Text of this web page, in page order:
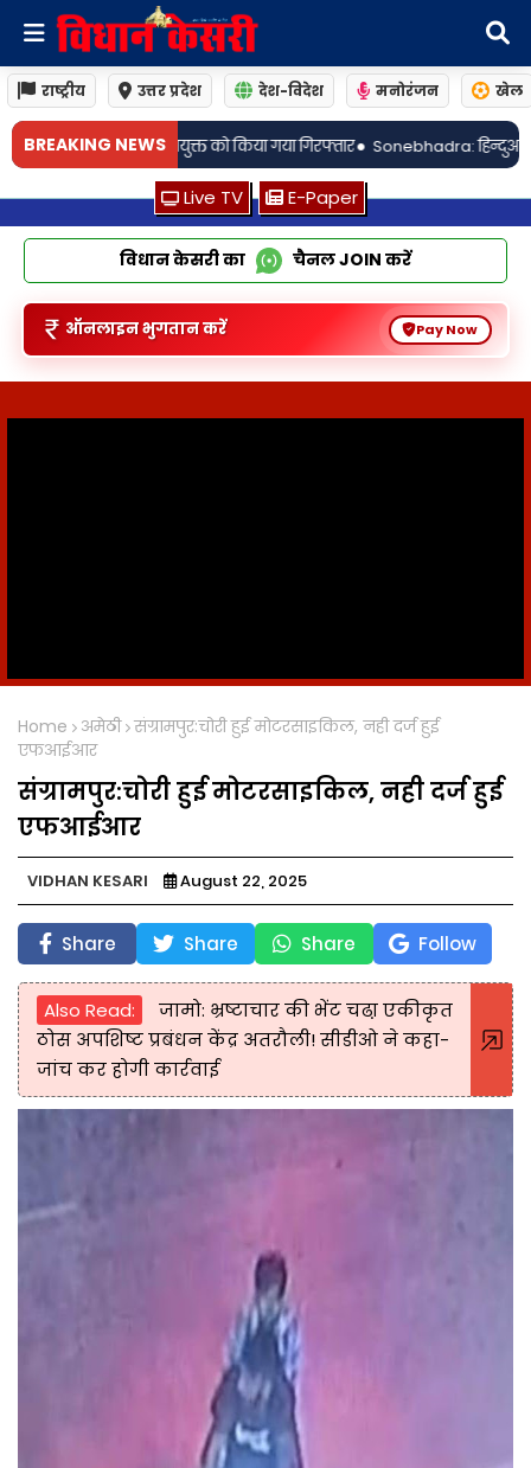
राष्ट्रीय उत्तर प्रदेश देश-विदेश मनोरंजन खेल
BREAKING NEWS
गिरफ्तार• Sonebhadra: हिन्दुआरी पेट्रोल पम्प के पास सड़क हादसे में बाइक
Live TV E-Paper
विधान केसरी का चैनलJOIN करें
ऑनलाइन भुगतान करें Pay Now
Home अमेठी संग्रामपुर:चोरी हुई मोटरसाइकिल, नही दर्ज हुई
एफआईआर
संग्रामपुर:चोरी हुई मोटरसाइकिल, नही दर्ज हुई
एफआईआर
VIDHAN KESARI August 22, 2025
Share Share Share Follow
Also Read:
जामो: भ्रष्टाचार की भेंट चढा़ एकीकृत
ठोस अपशिष्ट प्रबंधन केंद्र अतरौली! सीडीओ ने कहा-
जांच कर होगी कार्रवाई